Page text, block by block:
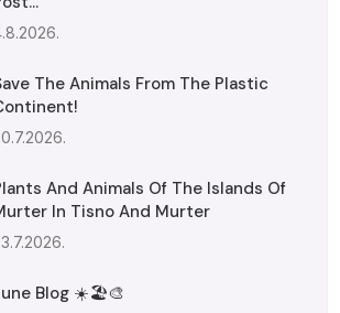
The Animals From The Plastic
And Animals Of The Islands Of
In Tisno And Murter
Blog ☀️🏖️🎨